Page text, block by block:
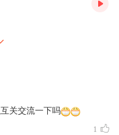
关交流一下吗
1